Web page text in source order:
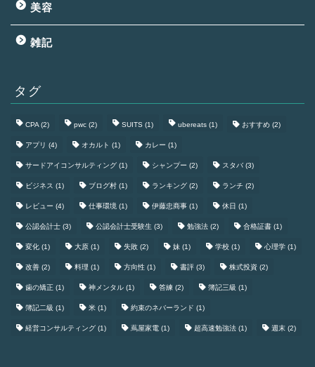
美容
雑記
タグ
CPA (2) pwc (2) SUITS (1) ubereats (1) おすすめ (2)
アプリ (4) オカルト (1) カレー (1)
サードアイコンサルティング (1) シャンプー (2) スタバ (3)
ビジネス (1) ブログ村 (1) ランキング (2) ランチ (2)
レビュー (4) 仕事環境 (1) 伊藤忠商事 (1) 休日 (1)
公認会計士 (3) 公認会計士受験生 (3) 勉強法 (2) 合格証書 (1)
変化 (1) 大原 (1) 失敗 (2) 妹 (1) 学校 (1) 心理学 (1)
改善 (2) 料理 (1) 方向性 (1) 書評 (3) 株式投資 (2)
歯の矯正 (1) 神メンタル (1) 答練 (2) 簿記三級 (1)
簿記二級 (1) 米 (1) 約束のネバーランド (1)
経営コンサルティング (1) 蔦屋家電 (1) 超高速勉強法 (1) 週末 (2)